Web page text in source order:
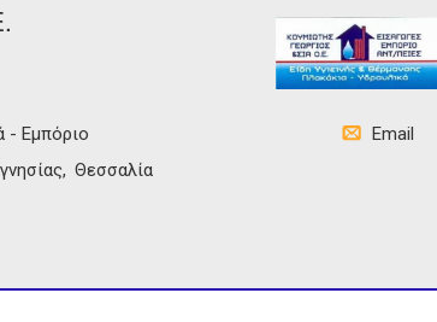
- Εμπόριο
Θεσσαλία
Email